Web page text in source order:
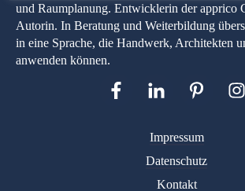
und Raumplanung. Entwicklerin der
Autorin. In Beratung und Weiterbildung
in eine Sprache, die Handwerk, Architekten
anwenden können.
Impressum
Datenschutz
Kontakt